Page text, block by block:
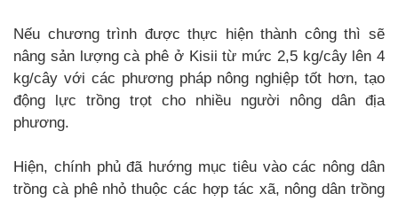
Nếu chương trình được thực hiện thành công thì sẽ
nâng sản lượng cà phê ở Kisii từ mức 2,5 kg/cây lên 4
kg/cây với các phương pháp nông nghiệp tốt hơn, tạo
động lực trồng trọt cho nhiều người nông dân địa
phương.
Hiện, chính phủ đã hướng mục tiêu vào các nông dân
trồng cà phê nhỏ thuộc các hợp tác xã, nông dân trồng